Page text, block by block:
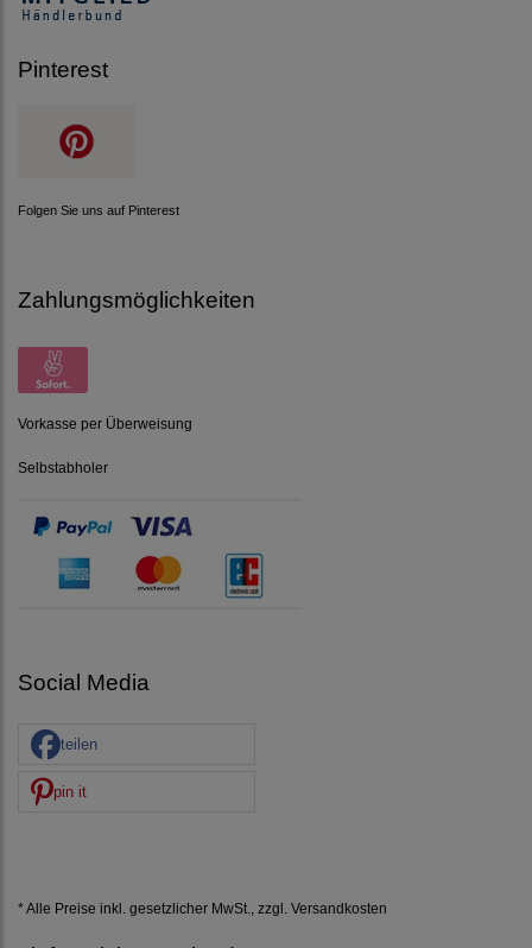
Pinterest
Folgen Sie uns auf Pinterest
Zahlungsmöglichkeiten
Vorkasse per Überweisung
Selbstabholer
Social Media
teilen
pin it
* Alle Preise inkl. gesetzlicher MwSt., zzgl. Versandkosten